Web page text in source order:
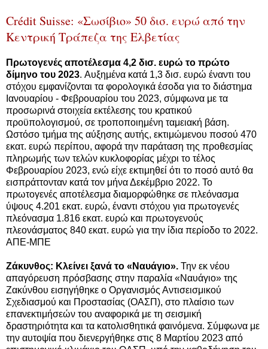
Crédit Suisse: «Σωσίβιο» 50 δισ. ευρώ από την
Κεντρική Τράπεζα της Ελβετίας
Πρωτογενές αποτέλεσμα 4,2 δισ. ευρώ το πρώτο
δίμηνο του 2023. Αυξημένα κατά 1,3 δισ. ευρώ έναντι του
στόχου εμφανίζονται τα φορολογικά έσοδα για το διάστημα
Ιανουαρίου - Φεβρουαρίου του 2023, σύμφωνα με τα
προσωρινά στοιχεία εκτέλεσης του κρατικού
προϋπολογισμού, σε τροποποιημένη ταμειακή βάση.
Ωστόσο τμήμα της αύξησης αυτής, εκτιμώμενου ποσού 470
εκατ. ευρώ περίπου, αφορά την παράταση της προθεσμίας
πληρωμής των τελών κυκλοφορίας μέχρι το τέλος
Φεβρουαρίου 2023, ενώ είχε εκτιμηθεί ότι το ποσό αυτό θα
εισπράττονταν κατά τον μήνα Δεκέμβριο 2022. Το
πρωτογενές αποτέλεσμα διαμορφώθηκε σε πλεόνασμα
ύψους 4.201 εκατ. ευρώ, έναντι στόχου για πρωτογενές
πλεόνασμα 1.816 εκατ. ευρώ και πρωτογενούς
πλεονάσματος 840 εκατ. ευρώ για την ίδια περίοδο το 2022.
ΑΠΕ-ΜΠΕ
Ζάκυνθος: Κλείνει ξανά το «Ναυάγιο». Την εκ νέου
απαγόρευση πρόσβασης στην παραλία «Ναυάγιο» της
Ζακύνθου εισηγήθηκε ο Οργανισμός Αντισεισμικού
Σχεδιασμού και Προστασίας (ΟΑΣΠ), στο πλαίσιο των
επανεκτιμήσεών του αναφορικά με τη σεισμική
δραστηριότητα και τα κατολισθητικά φαινόμενα. Σύμφωνα με
την αυτοψία που διενεργήθηκε στις 8 Μαρτίου 2023 από